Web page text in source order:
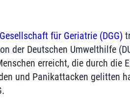
für Geriatrie (DGG)
der Deutschen Umwelthilfe
erreicht, die durch die
und Panikattacken gelitten